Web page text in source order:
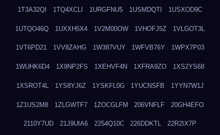
1T3A32QI 1TQ4XCLI 1URGFNU5 1USMDQTI 1USXOD9C
1UTQO46Q 1UXXH5X4 1V2M00OW 1VHOFJ5Z 1VLGOT3L
1VT6PD21 1VV8ZAHG 1W387VUY 1WFVB76Y 1WPX7P03
1WUHK6D4 1X9NP2FS 1XEHVF4N 1XFRA9ZO 1XS2YS68
1XSROT4L 1YS8YJ6Z 1YSKFL0G 1YUCNSFB 1YYN7W1J
1Z1US2M8 1ZLGWTF7 1ZOCGLFM 206VNFLF 20GH4EFO
2110Y7UD 21J9UIA6 2254Q10C 226DDKTL 22R2IX7P